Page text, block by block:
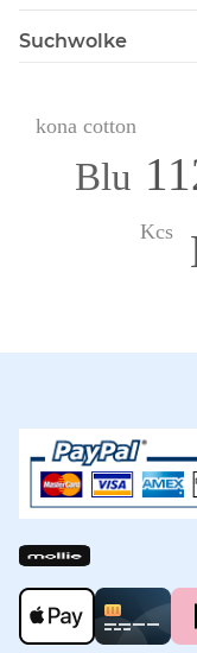
Suchwolke
Blu
Kcs
kona cotton